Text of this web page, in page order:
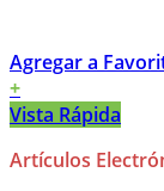
Agregar a
+
Vista Rápida
Artículos